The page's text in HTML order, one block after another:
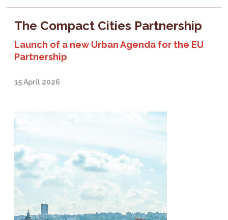
The Compact Cities Partnership
Launch of a new Urban Agenda for the EU
Partnership
15 April 2026